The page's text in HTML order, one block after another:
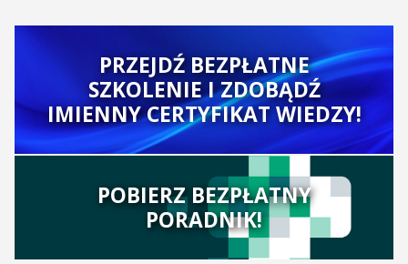
PRZEJDŹ BEZPŁATNE
SZKOLENIE I ZDOBĄDŹ
IMIENNY CERTYFIKAT WIEDZY!
POBIERZ BEZPŁATNY
PORADNIK!